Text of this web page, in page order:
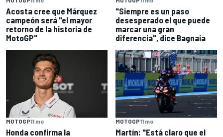
Acosta cree que Márquez
campeón será "el mayor
retorno de la historia de
MotoGP"
"Siempre es un paso
desesperado el que puede
marcar una gran
diferencia", dice Bagnaia
MOTOGP11 mo
Honda confirma la
MOTOGP11 mo
Martín: "Está claro que el